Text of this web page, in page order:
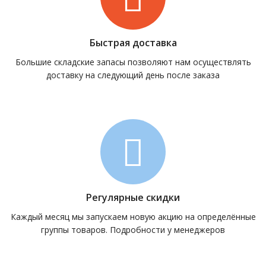
Быстрая доставка
Большие складские запасы позволяют нам осуществлять
доставку на следующий день после заказа
Регулярные скидки
Каждый месяц мы запускаем новую акцию на определённые
группы товаров. Подробности у менеджеров